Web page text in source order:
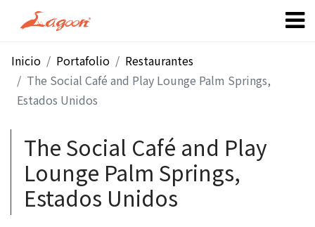
Inicio Portafolio
Restaurantes
The Social Café and Play Lounge Palm Springs,
Estados Unidos
The Social Café and Play
Lounge Palm Springs,
Estados Unidos